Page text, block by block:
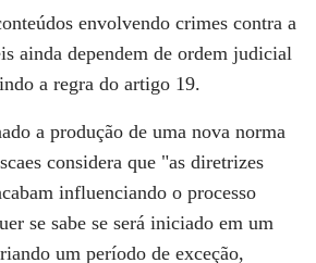
envolvendo crimes contra a
ainda dependem de ordem judicial
a regra do artigo 19.
a produção de uma nova norma
considera que "as diretrizes
influenciando o processo
se sabe se será iniciado em um
um período de exceção,